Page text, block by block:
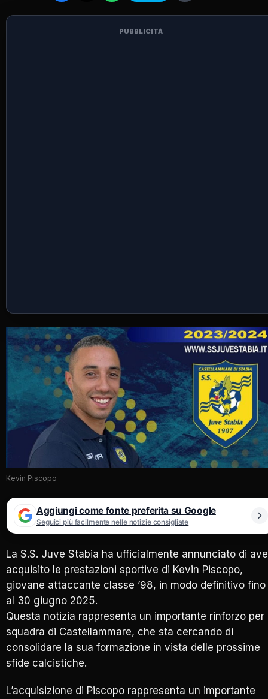
PUBBLICITÀ
Kevin Piscopo
Aggiungi come fonte preferita su Google
Seguici più facilmente nelle notizie consigliate
La S.S. Juve Stabia ha ufficialmente annunciato di
acquisito le prestazioni sportive di Kevin Piscopo,
giovane attaccante classe ’98, in modo definitivo fino
al 30 giugno 2025.
Questa notizia rappresenta un importante rinforzo per
squadra di Castellammare, che sta cercando di
consolidare la sua formazione in vista delle prossime
sfide calcistiche.
L’acquisizione di Piscopo rappresenta un importante